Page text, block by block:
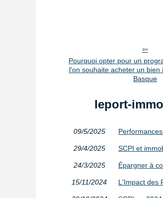
Pourquoi opter pour un
l'on souhaite acheter un bien
Basque
leport-
09/5/2025
29/4/2025 SCPI et
24/3/2025 Épargner à
15/11/2024 L'Impact des